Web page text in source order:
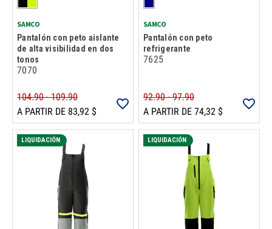
SAMCO
Pantalón con peto aislante
de alta visibilidad en dos
tonos
7070
104.90 - 109.90
A PARTIR DE 83,92 $
SAMCO
Pantalón con peto
refrigerante
7625
92.90 - 97.90
A PARTIR DE 74,32 $
LIQUIDACIÓN LIQUIDACIÓN